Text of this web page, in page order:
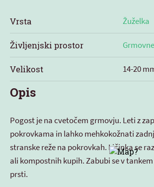
Vrsta Žuželka
Življenjski prostor
Velikost 14-20
Opis
Pogost je na cvetočem grmovju. Leti z
pokrovkama in lahko mehkokožnati
stranske reže na pokrovkah. Ličinka se
ali kompostnih kupih. Zabubi se v
prsti.